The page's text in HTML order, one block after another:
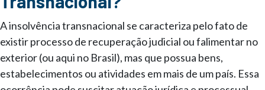
A insolvência transnacional se caracteriza pelo fato de
existir processo de recuperação judicial ou falimentar no
exterior (ou aqui no Brasil), mas que possua bens,
estabelecimentos ou atividades em mais de um país. Essa